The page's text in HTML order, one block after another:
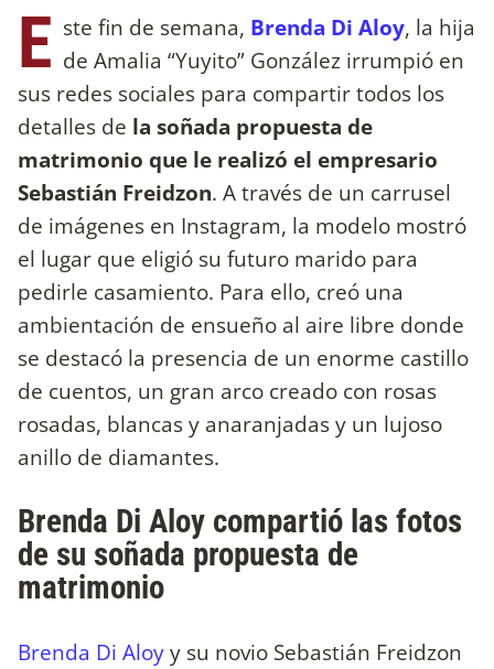
E ste fin de semana, Brenda Di Aloy, la hija
de Amalia “Yuyito” González irrumpió en
sus redes sociales para compartir todos los
detalles de la soñada propuesta de
matrimonio que le realizó el empresario
Sebastián Freidzon. A través de un carrusel
de imágenes en Instagram, la modelo mostró
el lugar que eligió su futuro marido para
pedirle casamiento. Para ello, creó una
ambientación de ensueño al aire libre donde
se destacó la presencia de un enorme castillo
de cuentos, un gran arco creado con rosas
rosadas, blancas y anaranjadas y un lujoso
anillo de diamantes.
Brenda Di Aloy compartió las fotos
de su soñada propuesta de
matrimonio
Brenda Di Aloyy su novio Sebastián Freidzon